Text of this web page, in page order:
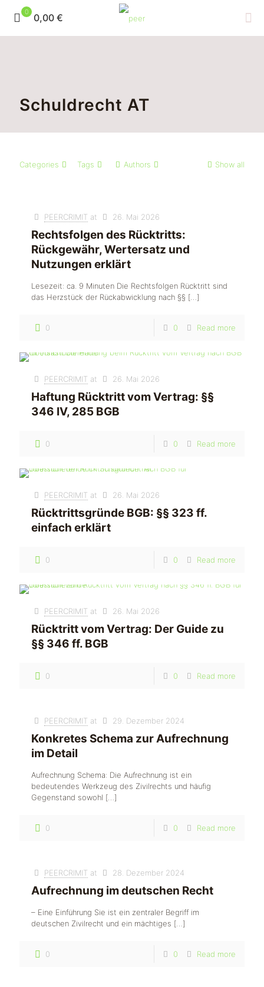
0 0,00 €
Schuldrecht AT
Categories Tags Authors Show all
PEERCRIMIT at 26. Mai 2026
Rechtsfolgen des Rücktritts:
Rückgewähr, Wertersatz und
Nutzungen erklärt
Lesezeit: ca. 9 Minuten Die Rechtsfolgen Rücktritt sind
das Herzstück der Rückabwicklung nach §§ […]
0 0 Read more
PEERCRIMIT at 26. Mai 2026
Haftung Rücktritt vom Vertrag: §§
346 IV, 285 BGB
0 0 Read more
PEERCRIMIT at 26. Mai 2026
Rücktrittsgründe BGB: §§ 323 ff.
einfach erklärt
0 0 Read more
PEERCRIMIT at 26. Mai 2026
Rücktritt vom Vertrag: Der Guide zu
§§ 346 ff. BGB
0 0 Read more
PEERCRIMIT at 29. Dezember 2024
Konkretes Schema zur Aufrechnung
im Detail
Aufrechnung Schema: Die Aufrechnung ist ein
bedeutendes Werkzeug des Zivilrechts und häufig
Gegenstand sowohl […]
0 0 Read more
PEERCRIMIT at 28. Dezember 2024
Aufrechnung im deutschen Recht
– Eine Einführung Sie ist ein zentraler Begriff im
deutschen Zivilrecht und ein mächtiges […]
0 0 Read more